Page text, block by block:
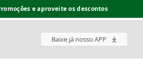
e aproveite os descontos
Baixe já nosso APP